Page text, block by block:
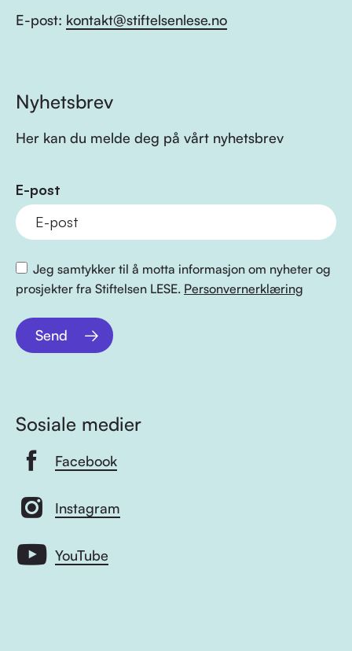
E-post: kontakt@stiftelsenlese.no
Nyhetsbrev
Her kan du melde deg på vårt nyhetsbrev
E-post
Jeg samtykker til å motta informasjon om nyheter og
prosjekter fra Stiftelsen LESE. Personvernerklæring
Send
Sosiale medier
Facebook
Instagram
YouTube